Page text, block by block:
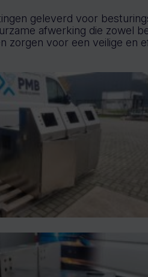
geleverd voor
afwerking die zowel
zorgen voor een veilige en